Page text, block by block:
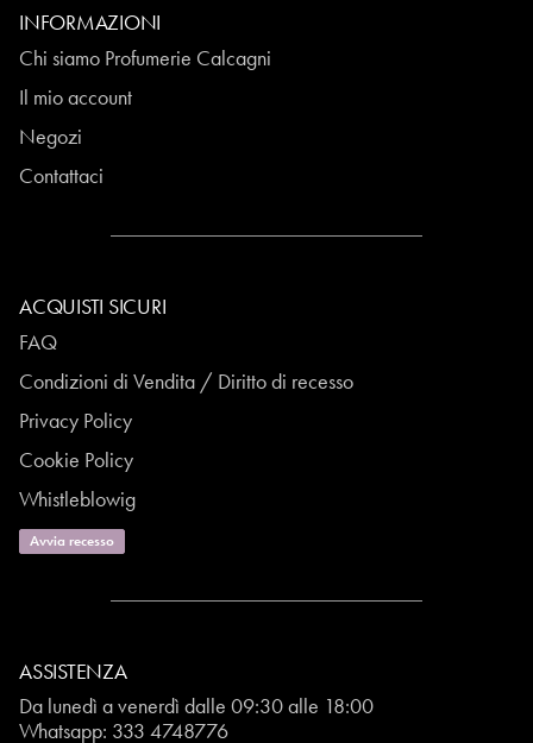
INFORMAZIONI
Chi siamo Profumerie Calcagni
Il mio account
Negozi
Contattaci
ACQUISTI SICURI
FAQ
Condizioni di Vendita / Diritto di recesso
Privacy Policy
Cookie Policy
Whistleblowig
Avvia recesso
ASSISTENZA
Da lunedì a venerdì dalle 09:30 alle 18:00
Whatsapp: 333 4748776